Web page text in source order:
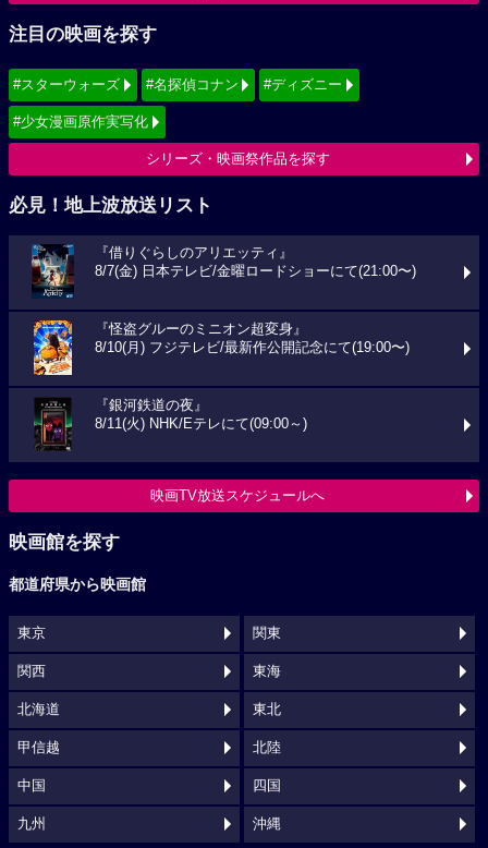
注目の映画を探す
#スターウォーズ #名探偵コナン #ディズニー
#少女漫画原作実写化
シリーズ・映画祭作品を探す
必見！地上波放送リスト
『借りぐらしのアリエッティ』
8/7(金) 日本テレビ/金曜ロードショーにて(21:00〜)
『怪盗グルーのミニオン超変身』
8/10(月) フジテレビ/最新作公開記念にて(19:00〜)
『銀河鉄道の夜』
8/11(火) NHK/Eテレにて(09:00～)
映画TV放送スケジュールへ
映画館を探す
都道府県から映画館
東京 関東
関西 東海
北海道 東北
甲信越 北陸
中国 四国
九州 沖縄